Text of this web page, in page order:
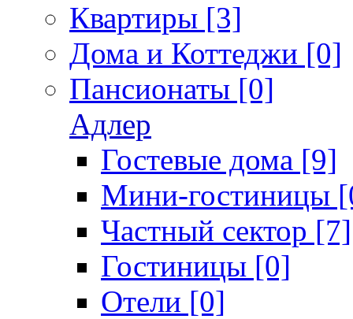
Квартиры [3]
Дома и Коттеджи [0]
Пансионаты [0]
Адлер
Гостевые дома [9]
Мини-гостиницы
Частный сектор [7]
Гостиницы [0]
Отели [0]